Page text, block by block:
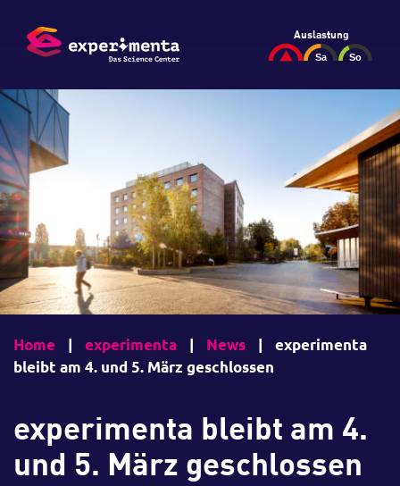
Auslastung
Home | experimenta | News |
experimenta
bleibt am 4. und 5. März geschlossen
experimenta bleibt am 4.
und 5. März geschlossen